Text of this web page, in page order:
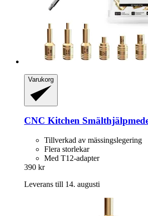
Varukorg
CNC Kitchen
Tillverkad av mässingslegering
Flera storlekar
Med T12-adapter
390 kr
Leverans till 14. augusti